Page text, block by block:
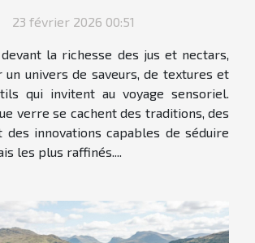
23 février 2026 00:51
la richesse des jus et nectars,
un univers de saveurs, de textures et
qui invitent au voyage sensoriel.
verre se cachent des traditions, des
des innovations capables de séduire
les plus raffinés....